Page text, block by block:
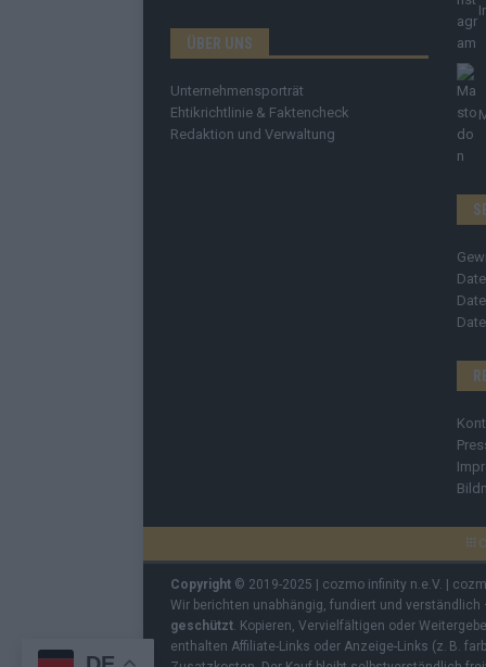
ÜBER UNS
Unternehmensporträt
Ehtikrichtlinie & Faktencheck
Redaktion und Verwaltung
Copyright © 2019-2025 | cozmo infinity n.e.V. |
Wir berichten unabhängig, fundiert und
geschützt. Kopieren, Vervielfältigen oder
enthalten Affiliate-Links oder Anzeige-Links (z. B.